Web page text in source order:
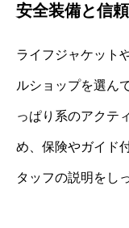
安全装備と信
ライフジャケット
ルショップを選ん
っぱり系のアクテ
め、保険やガイド
タッフの説明をし